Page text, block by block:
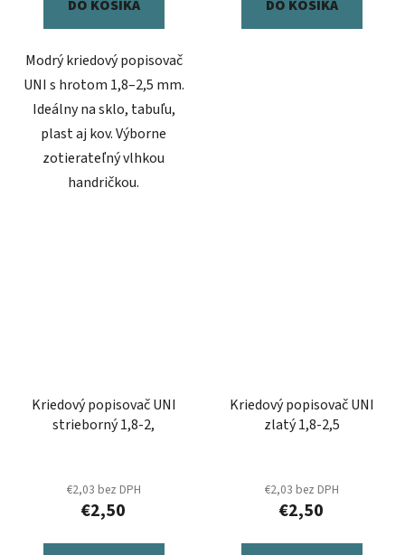
DO KOŠÍKA
Modrý kriedový popisovač
UNI s hrotom 1,8–2,5 mm.
Ideálny na sklo, tabuľu,
plast aj kov. Výborne
zotierateľný vlhkou
handričkou.
DO KOŠÍKA
Kriedový popisovač UNI
strieborný 1,8-2,
€2,03 bez DPH
€2,50
Kriedový popisovač UNI
zlatý 1,8-2,5
€2,03 bez DPH
€2,50